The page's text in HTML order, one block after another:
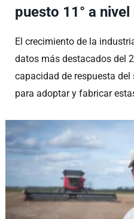
puesto 11° a
El crecimiento de la
datos más destacados del
capacidad de respuesta
para adoptar y fabricar